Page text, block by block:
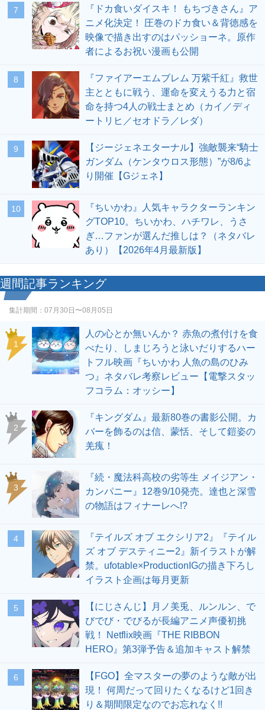
7
『ドカ食いダイスキ！ もちづきさん』ア
ニメ化決定！ 圧巻のドカ食い＆背徳感を
映像で描き出すのはパッショーネ。原作
者によるお祝い漫画も公開
8
『ファイアーエムブレム 万紫千紅』救世
主とともに戦う、運命を変えうる力と宿
命を持つ4人の戦士まとめ（カイ／ディ
ートリヒ／セオドラ／レダ）
9
【ジージェネエターナル】強敵襲来“騎士
ガンダム（ケンタウロス形態）”が8/6よ
り開催【Gジェネ】
10
『ちいかわ』人気キャラクターランキン
グTOP10。ちいかわ、ハチワレ、うさ
ぎ…ファンが選んだ推しは？（ネタバレ
あり）【2026年4月最新版】
週間記事ランキング
集計期間： 07月30日〜08月05日
1
人の心とか無いんか？ 赤魚の煮付けを食
べたり、しまじろうと泳いだりするハー
トフル映画『ちいかわ 人魚の島のひみ
つ』ネタバレ考察レビュー【電撃スタッ
フコラム：オッシー】
2
『キングダム』最新80巻の書影公開。カ
バーを飾るのは信、蒙恬、そして鎧姿の
羌瘣！
3
『続・魔法科高校の劣等生 メイジアン・
カンパニー』12巻9/10発売。達也と深雪
の物語はフィナーレへ!?
4
『テイルズ オブ エクシリア2』『テイル
ズ オブ デスティニー2』新イラストが解
禁。ufotable×ProductionIGの描き下ろし
イラスト企画は毎月更新
5
【にじさんじ】月ノ美兎、ルンルン、で
びでび・でびるが長編アニメ声優初挑
戦！ Netflix映画『THE RIBBON
HERO』第3弾予告＆追加キャスト解禁
6
【FGO】全マスターの夢のような敵が出
現！ 何周だって回りたくなるけど1回き
り＆期間限定なのでお忘れなく!!